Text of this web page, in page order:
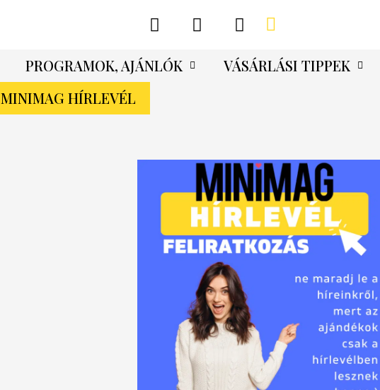
PROGRAMOK, AJÁNLÓK VÁSÁRLÁSI TIPPEK
MINIMAG HÍRLEVÉL